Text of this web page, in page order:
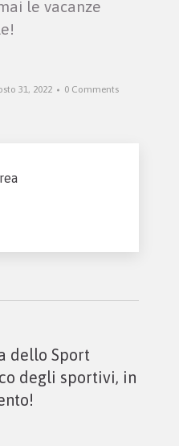
le vacanze
31, 2022 0 Comments
dello Sport
degli sportivi, in